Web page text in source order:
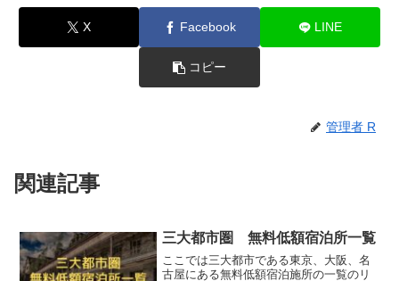
X Facebook LINE
コピー
管理者 R
関連記事
三大都市圏 無料低額宿泊所一覧
ここでは三大都市である東京、大阪、名
古屋にある無料低額宿泊施所の一覧のリ